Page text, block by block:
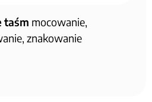
taśm mocowanie,
znakowanie